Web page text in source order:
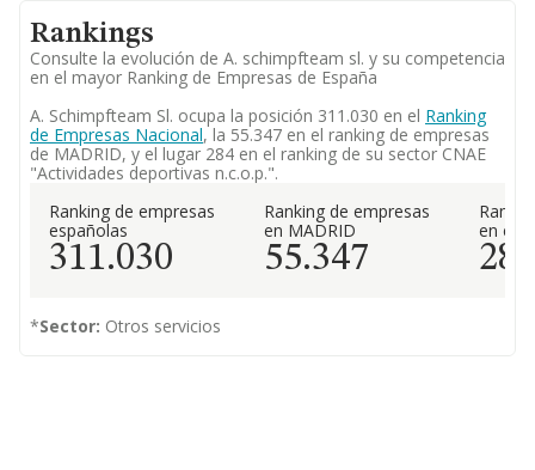
Rankings
Consulte la evolución de A. schimpfteam sl. y su competencia
en el mayor Ranking de Empresas de España
A. Schimpfteam Sl. ocupa la posición 311.030 en el Ranking
de Empresas Nacional, la 55.347 en el ranking de empresas
de MADRID, y el lugar 284 en el ranking de su sector CNAE
"Actividades deportivas n.c.o.p.".
Ranking de empresas
españolas
311.030
Ranking de empresas
en MADRID
55.347
en el
284
*Sector: Otros servicios